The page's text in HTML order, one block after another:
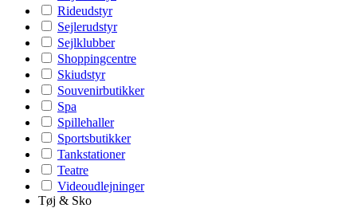
Rideudstyr
Sejlerudstyr
Sejlklubber
Shoppingcentre
Skiudstyr
Souvenirbutikker
Spa
Spillehaller
Sportsbutikker
Tankstationer
Teatre
Videoudlejninger
Tøj & Sko